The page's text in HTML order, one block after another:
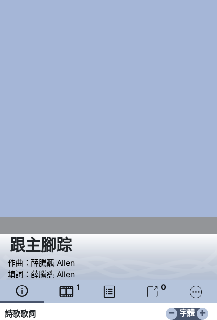
跟主腳踪
作曲： 薛騰鼒 Allen
填詞： 薛騰鼒 Allen
  1   0 
詩歌歌詞 − +
字體